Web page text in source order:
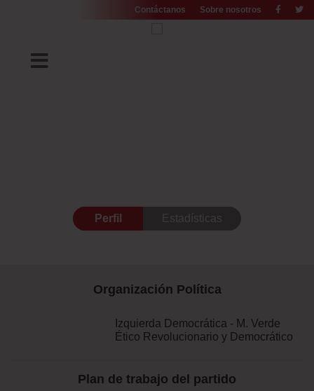
Contáctanos Sobre nosotros
Perfil Estadísticas
Organización Política
Izquierda Democrática - M. Verde
Ético Revolucionario y Democrático
Plan de trabajo del partido